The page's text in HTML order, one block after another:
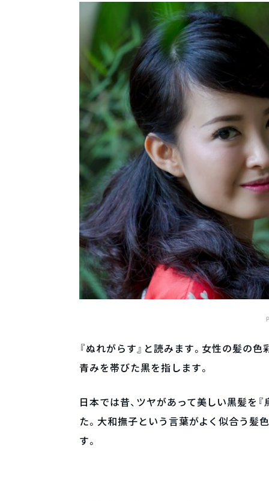
『ぬれがらす』と読みます。女性の髪の
青みを帯びた黒を指します。
日本では昔、ツヤがあって美しい黒髪を
た。大和撫子という言葉がよく似合う髪
す。